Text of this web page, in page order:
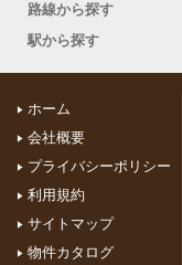
路線から探す
駅から探す
ホーム
会社概要
プライバシーポリシー
利用規約
サイトマップ
物件カタログ